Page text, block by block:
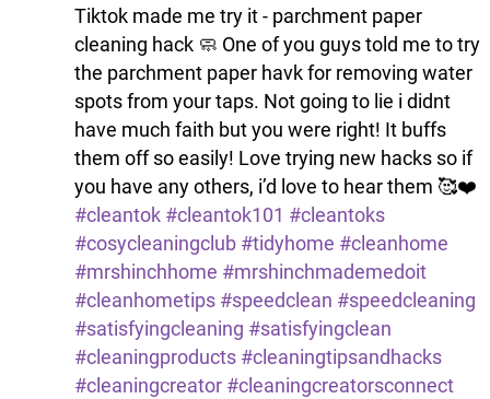
Tiktok made me try it - parchment paper
cleaning hack 🧼 One of you guys told me to try
the parchment paper havk for removing water
spots from your taps. Not going to lie i didnt
have much faith but you were right! It buffs
them off so easily! Love trying new hacks so if
you have any others, i’d love to hear them 🥰❤️
#cleantok #cleantok101 #cleantoks
#cosycleaningclub #tidyhome #cleanhome
#mrshinchhome #mrshinchmademedoit
#cleanhometips #speedclean #speedcleaning
#satisfyingcleaning #satisfyingclean
#cleaningproducts #cleaningtipsandhacks
#cleaningcreator #cleaningcreatorsconnect